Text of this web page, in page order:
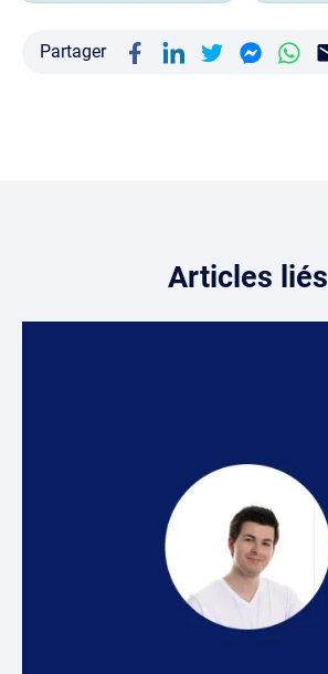
Partager
Articles liés